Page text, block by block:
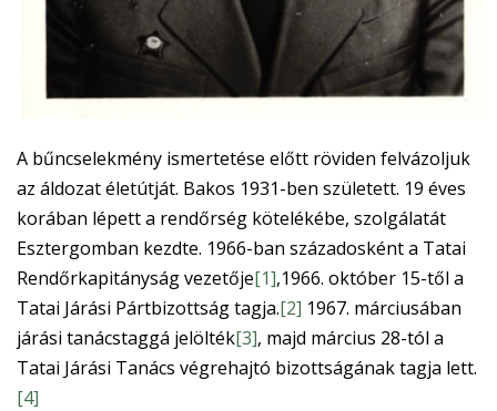
A bűncselekmény ismertetése előtt röviden felvázoljuk
az áldozat életútját. Bakos 1931-ben született. 19 éves
korában lépett a rendőrség kötelékébe, szolgálatát
Esztergomban kezdte. 1966-ban századosként a Tatai
Rendőrkapitányság vezetője[1],1966. október 15-től a
Tatai Járási Pártbizottság tagja.[2] 1967. márciusában
járási tanácstaggá jelölték[3], majd március 28-tól a
Tatai Járási Tanács végrehajtó bizottságának tagja lett.
[4]